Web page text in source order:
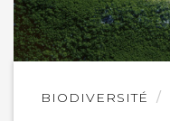
BIODIVERSITÉ
Lire